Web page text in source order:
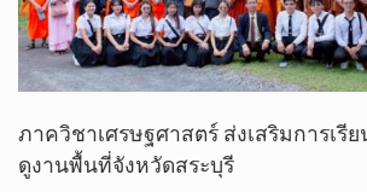
ภาควิชาเศรษฐศาสตร์ ส่งเสริมการเรี
ดูงานพื้นที่จังหวัดสระบุรี